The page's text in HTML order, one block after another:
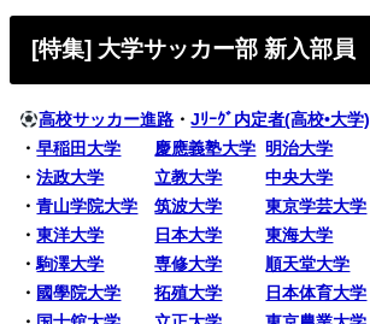
[特集] 大学サッカー部 新入部員
高校サッカー進路 ・Jﾘｰｸﾞ内定者(高校•大学)
・早稲田大学 慶應義塾大学 明治大学
・法政大学 立教大学
中央大学
・青山学院大学 筑波大学
東京学芸大学
・東洋大学 日本大学
東海大学
・駒澤大学 専修大学
順天堂大学
・ 國學院大学 拓殖大学
日本体育大学